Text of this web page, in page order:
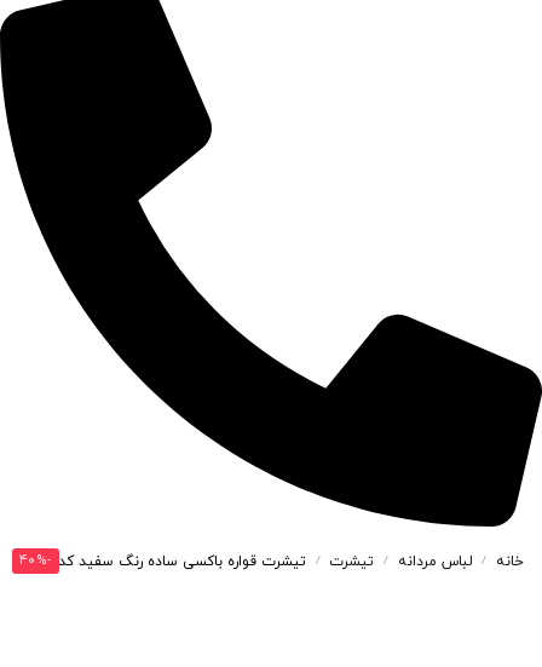
خانه / لباس مردانه / تیشرت / تیشرت قواره باکسی ساده رنگ سفید کد T252 -40%